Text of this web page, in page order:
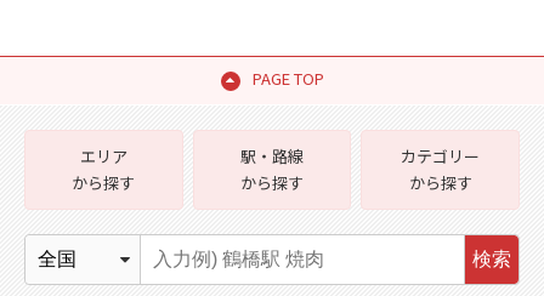
PAGE TOP
エリア
から探す
駅・路線
から探す
カテゴリー
から探す
検索